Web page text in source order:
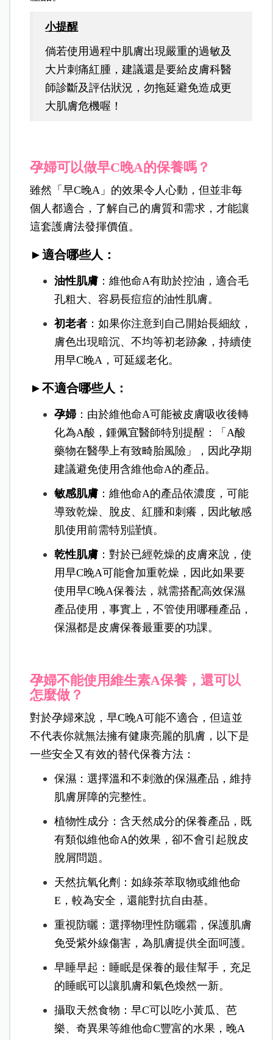
小提醒
倘若使用過程中肌膚出現嚴重的過敏及
大片刺痛紅腫，建議還是要給皮膚科醫
師診斷及評估狀況，勿拖延避免造成更
大肌膚危機喔！
孕婦可以做早C晚A的保養嗎？
雖然「早C晚A」的效果令人心動，但並非每
個人都適合，了解自己的膚質和需求，才能讓
這套護膚法發揮價值。
►適合哪些人：
油性肌膚 ：維他命A有助於控油，適合毛
孔粗大、容易長痘痘的油性肌膚。
初老者 ：如果你注意到自己開始長細紋，
膚色出現暗沉、不均等初老跡象，持續使
用早C晚A，可延緩老化。
►不適合哪些人 ：
孕婦 ：由於維他命A可能被皮膚吸收後轉
化為A酸，鍾佩宜醫師特別提醒：「A酸
藥物在醫學上有致畸胎風險」
，因此孕期
建議避免使用含維他命A的產品。
敏感肌膚 ：維他命A的產品依濃度，可能
導致乾燥、脫皮、紅腫和刺癢，因此敏感
肌使用前需特別謹慎。
乾性肌膚 ：對於已經乾燥的皮膚來說，使
用早C晚A可能會加重乾燥，因此如果要
使用早C晚A保養法，就需搭配高效保濕
產品使用，事實上，不管使用哪種產品，
保濕都是皮膚保養最重要的功課。
孕婦不能使用維生素A保養，還可以
怎麼做？
對於孕婦來說，早C晚A可能不適合，但這並
不代表你就無法擁有健康亮麗的肌膚，以下是
一些安全又有效的替代保養方法：
保濕：選擇溫和不刺激的保濕產品，維持
肌膚屏障的完整性。
植物性成分：含天然成分的保養產品，既
有類似維他命A的效果，卻不會引起脫皮
脫屑問題。
天然抗氧化劑：如綠茶萃取物或維他命
E，較為安全，還能對抗自由基。
重視防曬：選擇物理性防曬霜，保護肌膚
免受紫外線傷害，為肌膚提供全面呵護。
早睡早起： 睡眠是保養的最佳幫手，充足
的睡眠可以讓肌膚和氣色煥然一新。
攝取天然食物：早C可以吃小黃瓜、芭
樂、奇異果等維他命C豐富的水果，晚A